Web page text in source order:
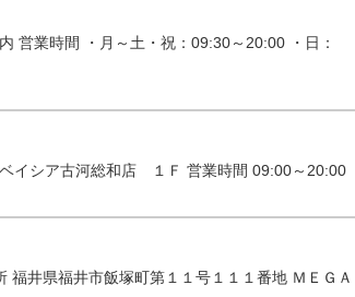
営業時間 ・月～土・祝：09:30～20:00 ・日：
イシア古河総和店 １Ｆ 営業時間 09:00～20:00
井県福井市飯塚町第１１号１１１番地 ＭＥＧＡ